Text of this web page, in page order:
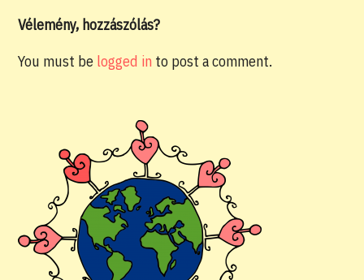
Vélemény, hozzászólás?
You must be logged in to post a comment.